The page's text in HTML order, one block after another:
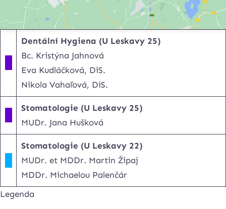
Dentální Hygiena (U Leskavy 25)
Bc. Kristýna Jahnová
Eva Kudláčková, DiS.
Nikola Vahaľová, DiS.
Stomatologie (U Leskavy 25)
MUDr. Jana Hušková
Stomatologie (U Leskavy 22)
MUDr. et MDDr. Martin Žipaj
MDDr. Michaelou Palenčár
Legenda